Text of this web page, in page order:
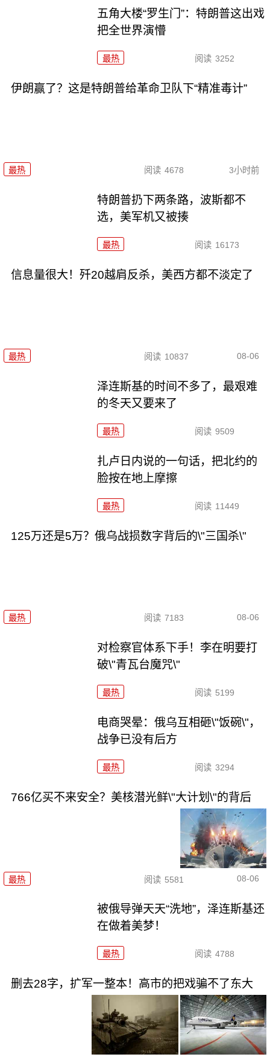
五角大楼“罗生门”：特朗普这出戏
把全世界演懵
最热 阅读 3252
伊朗赢了？这是特朗普给革命卫队下“精准毒计”
最热 阅读 4678 3小时前
特朗普扔下两条路，波斯都不
选，美军机又被揍
最热 阅读 16173
信息量很大！歼20越肩反杀，美西方都不淡定了
最热 阅读 10837 08-06
泽连斯基的时间不多了，最艰难
的冬天又要来了
最热 阅读 9509
扎卢日内说的一句话，把北约的
脸按在地上摩擦
最热 阅读 11449
125万还是5万？俄乌战损数字背后的\"三国杀\"
最热 阅读 7183 08-06
对检察官体系下手！李在明要打
破\"青瓦台魔咒\"
最热 阅读 5199
电商哭晕：俄乌互相砸\"饭碗\"，
战争已没有后方
最热 阅读 3294
766亿买不来安全？美核潜光鲜\"大计划\"的背后
最热 阅读 5581 08-06
被俄导弹天天“洗地”，泽连斯基还
在做着美梦！
最热 阅读 4788
删去28字，扩军一整本！高市的把戏骗不了东大